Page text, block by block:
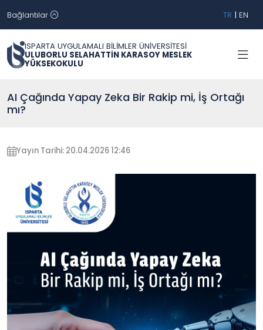
Bağlantılar TR | EN
ISPARTA UYGULAMALI BİLİMLER ÜNİVERSİTESİ
ULUBORLU SELAHATTİN KARASOY MESLEK
YÜKSEKOKULU
AI Çağında Yapay Zeka Bir Rakip mi, İş Ortağı
mı?
Yayın Tarihi: 20.04.2026 12:46